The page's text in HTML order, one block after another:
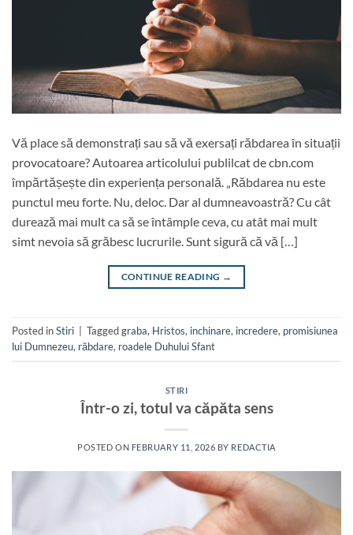
Vă place să demonstrați sau să vă exersați răbdarea în situații
provocatoare? Autoarea articolului publilcat de cbn.com
împărtășește din experiența personală. „Răbdarea nu este
punctul meu forte. Nu, deloc. Dar al dumneavoastră? Cu cât
durează mai mult ca să se întâmple ceva, cu atât mai mult
simt nevoia să grăbesc lucrurile. Sunt sigură că vă […]
CONTINUE READING →
Posted inStiri Taggedgraba, Hristos, inchinare, incredere, promisiunea
lui Dumnezeu, răbdare, roadele Duhului Sfant
STIRI
Într-o zi, totul va căpăta sens
POSTED ON FEBRUARY 11, 2026 BY REDACTIA